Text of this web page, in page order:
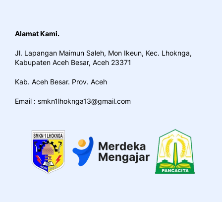
Alamat Kami.
Jl. Lapangan Maimun Saleh, Mon Ikeun, Kec. Lhoknga,
Kabupaten Aceh Besar, Aceh 23371
Kab. Aceh Besar. Prov. Aceh
Email : smkn1lhoknga13@gmail.com